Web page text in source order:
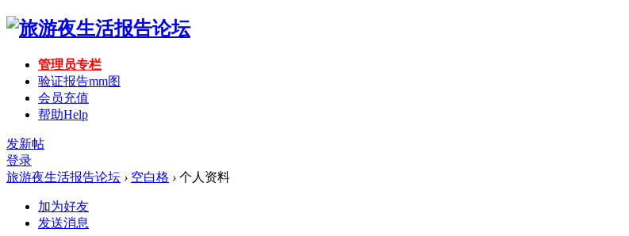
管理员专栏
验证报告mm图
会员充值
帮助Help
发新帖
登录
旅游夜生活报告论坛 › 空白格 › 个人资料
加为好友
发送消息